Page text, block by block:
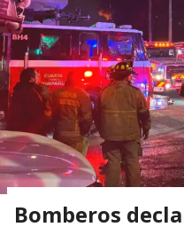
Bomberos